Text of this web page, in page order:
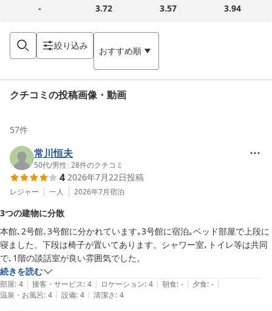
- 3.72 3.57 3.94
絞り込み おすすめ順
クチコミの投稿画像・動画
57件
常川恒夫
50代/男性 |28件のクチコミ
4 2026年7月22日投稿
レジャー 一人 2026年7月宿泊
3つの建物に分散
本館､2号館､3号館に分かれています｡3号館に宿泊｡ベッド部屋で上段に
寝ました。下段は椅子が置いてあります。シャワー室､トイレ等は共同
で､1階の談話室が良い雰囲気でした。
続きを読む
部屋: 4 | 接客・サービス: 4 | ロケーション: 4 | 朝食: - | 夕食: - |
温泉・お風呂: 4 | 設備: 4 | 清潔さ: 4